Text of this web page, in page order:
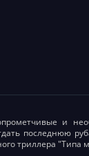
и
последнюю
триллера "Типа